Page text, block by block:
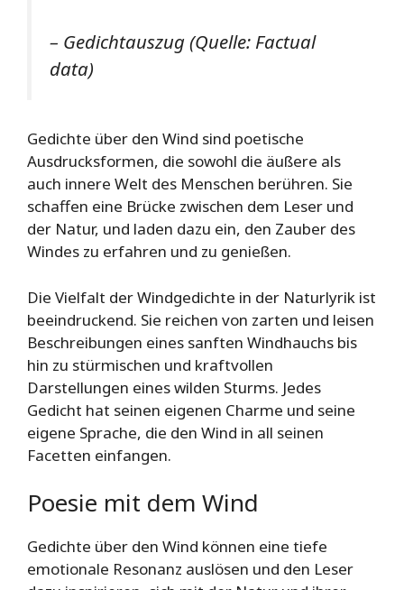
– Gedichtauszug (Quelle: Factual
data)
Gedichte über den Wind sind poetische
Ausdrucksformen, die sowohl die äußere als
auch innere Welt des Menschen berühren. Sie
schaffen eine Brücke zwischen dem Leser und
der Natur, und laden dazu ein, den Zauber des
Windes zu erfahren und zu genießen.
Die Vielfalt der Windgedichte in der Naturlyrik ist
beeindruckend. Sie reichen von zarten und leisen
Beschreibungen eines sanften Windhauchs bis
hin zu stürmischen und kraftvollen
Darstellungen eines wilden Sturms. Jedes
Gedicht hat seinen eigenen Charme und seine
eigene Sprache, die den Wind in all seinen
Facetten einfangen.
Poesie mit dem Wind
Gedichte über den Wind können eine tiefe
emotionale Resonanz auslösen und den Leser